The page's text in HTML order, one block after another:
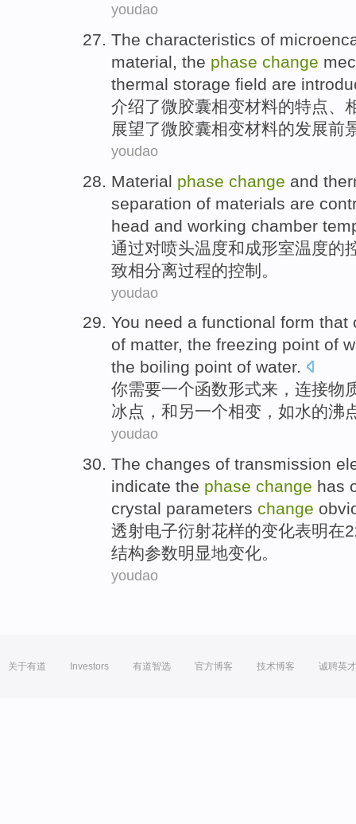
youdao
The characteristics of
material, the phase change
thermal storage field are
介绍了微胶囊相变材料的特点、
展望了微胶囊相变材料的发展前
youdao
Material phase change and
separation of materials are
head and working chamber
通过对喷头温度和成形室温度的
致相分离过程的控制。
youdao
You need a functional form that
of matter, the freezing point of
the boiling point of water.
你需要一个函数形式来 ， 连接物
冰点 ，和 另一个相变 ，如水的沸
youdao
The changes of transmission
indicate the phase change has
crystal parameters change
透射电子衍射花样的变化表明在
结构参数明显地变化。
youdao
关于有道 Investors 有道智选 官方博客 技术博客 诚聘英才